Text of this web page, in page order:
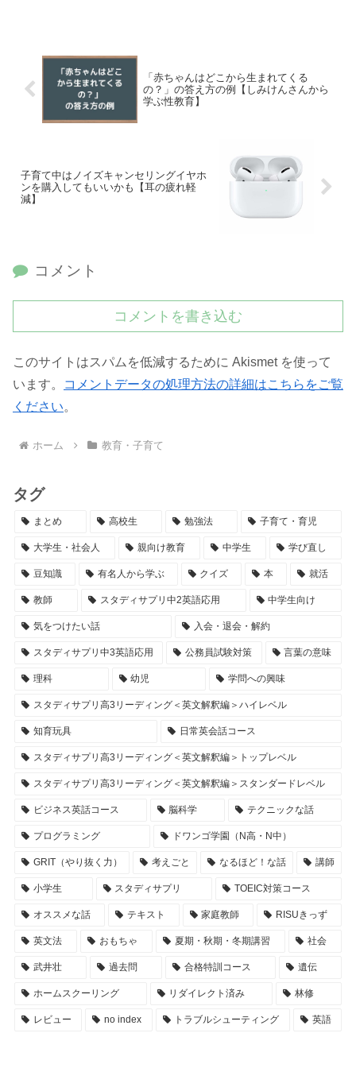
「赤ちゃんはどこから生まれてくる
の？」の答え方の例【しみけんさんから
学ぶ性教育】
子育て中はノイズキャンセリングイヤホ
ンを購入してもいいかも【耳の疲れ軽
減】
コメント
コメントを書き込む
このサイトはスパムを低減するために Akismet を使って
います。
コメントデータの処理方法の詳細はこちらをご覧
ください。
ホーム 教育・子育て
タグ
まとめ 高校生 勉強法 子育て・育児
大学生・社会人 親向け教育 中学生 学び直し
豆知識 有名人から学ぶ クイズ 本 就活
教師 スタディサプリ中2英語応用 中学生向け
気をつけたい話 入会・退会・解約
スタディサプリ中3英語応用 公務員試験対策 言葉の意味
理科 幼児 学問への興味
スタディサプリ高3リーディング＜英文解釈編＞ハイレベル
知育玩具 日常英会話コース
スタディサプリ高3リーディング＜英文解釈編＞トップレベル
スタディサプリ高3リーディング＜英文解釈編＞スタンダードレベル
ビジネス英話コース 脳科学 テクニックな話
プログラミング ドワンゴ学園（N高・N中）
GRIT（やり抜く力） 考えごと なるほど！な話 講師
小学生 スタディサプリ TOEIC対策コース
オススメな話 テキスト 家庭教師 RISUきっず
英文法 おもちゃ 夏期・秋期・冬期講習 社会
武井壮 過去問 合格特訓コース 遺伝
ホームスクーリング リダイレクト済み 林修
レビュー no index トラブルシューティング 英語